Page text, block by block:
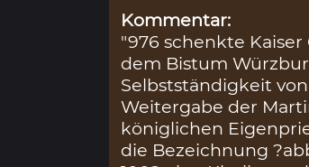
Kommentar:
"976 schenkte
dem Bistum
Selbstständigkeit
Weitergabe der
königlichen
die Bezeichnung